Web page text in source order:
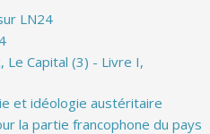
LN24
Le Capital (3) - Livre I,
et idéologie austéritaire
la partie francophone du pays